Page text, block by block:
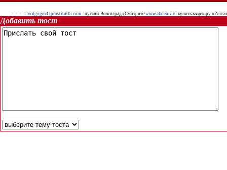
:: :: :: :: volgograd.iprostitutki.com- путаны Волгограда|Смотрите www.akdeniz.ruкупить квартиру в
Добавить тост